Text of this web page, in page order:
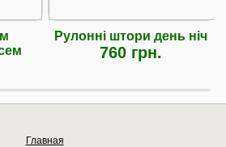
Рулонні штори день ніч
760 грн.
Главная